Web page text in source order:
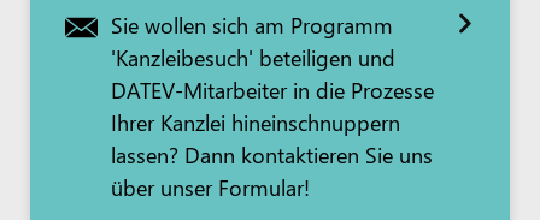
Sie wollen sich am Programm
'Kanzleibesuch' beteiligen und
DATEV-Mitarbeiter in die Prozesse
Ihrer Kanzlei hineinschnuppern
lassen? Dann kontaktieren Sie uns
über unser Formular!